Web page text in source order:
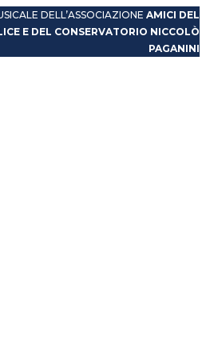
DELL’ASSOCIAZIONE AMICI DEL
E DEL CONSERVATORIO NICCOLÒ
PAGANINI